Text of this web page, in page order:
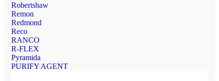
Robertshaw
Remon
Redmond
Reco
RANCO
R-FLEX
Pyramida
PURIFY AGENT